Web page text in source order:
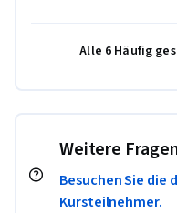
Alle 6 Häufig
Weitere
Besuchen Sie die
Kursteilnehmer.